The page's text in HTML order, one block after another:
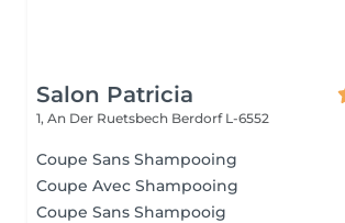
Salon Patricia
1, An Der Ruetsbech Berdorf L-6552
Coupe Sans Shampooing
Coupe Avec Shampooing
Coupe Sans Shampooig